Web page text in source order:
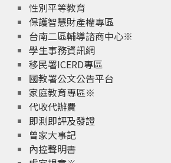
性別平等教育
保護智慧財產權專區
台南二區輔導諮商中心※
學生事務資訊網
移民署ICERD專區
國教署公文公告平台
家庭教育專區※
代收代辦費
即測即評及發證
曾家大事記
內控聲明書